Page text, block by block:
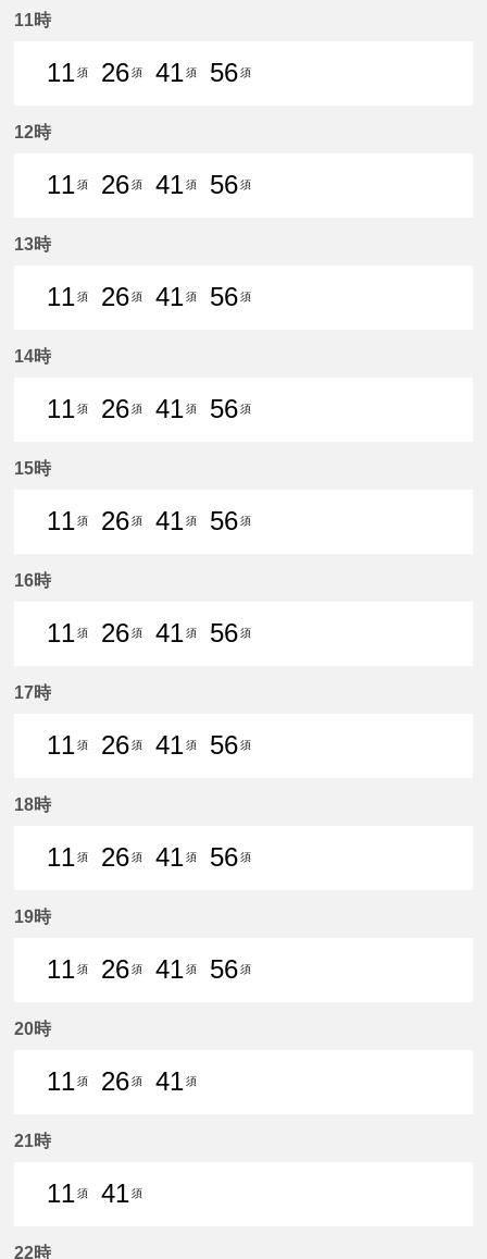
11時
11須
26須
41須
56須
12時
11須
26須
41須
56須
13時
11須
26須
41須
56須
14時
11須
26須
41須
56須
15時
11須
26須
41須
56須
16時
11須
26須
41須
56須
17時
11須
26須
41須
56須
18時
11須
26須
41須
56須
19時
11須
26須
41須
56須
20時
11須
26須
41須
21時
11須
41須
22時